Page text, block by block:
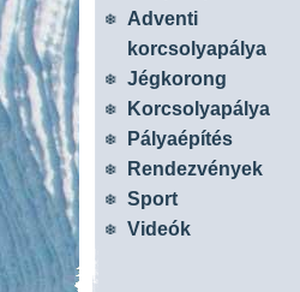
Adventi
korcsolyapálya
Jégkorong
Korcsolyapálya
Pályaépítés
Rendezvények
Sport
Videók